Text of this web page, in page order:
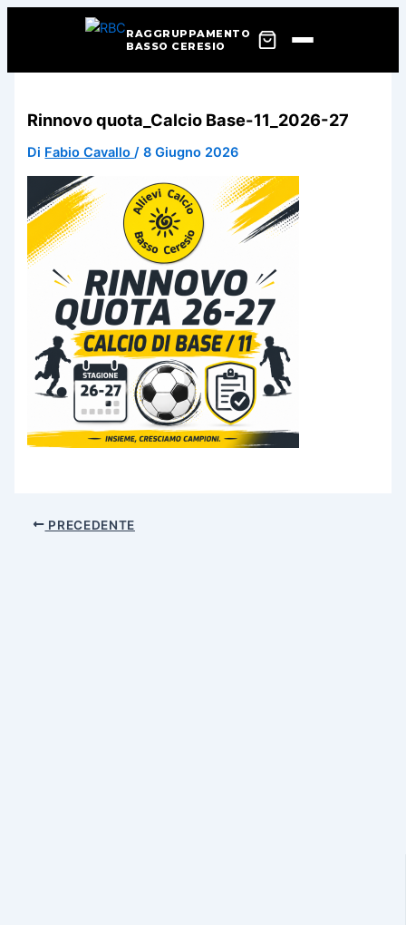
RAGGRUPPAMENTO
BASSO CERESIO
contenuto
Rinnovo quota_Calcio Base-11_2026-27
Di Fabio Cavallo/8 Giugno 2026
PRECEDENTE